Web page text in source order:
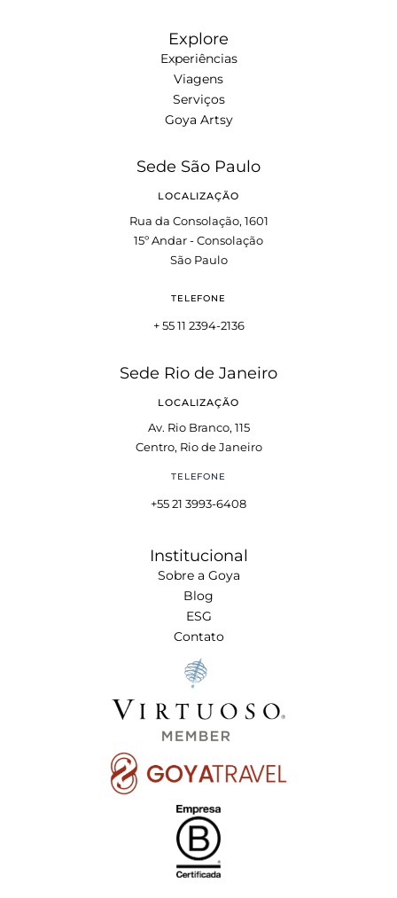
Explore
Experiências
Viagens
Serviços
Goya Artsy
Sede São Paulo
LOCALIZAÇÃO
Rua da Consolação, 1601
15º Andar - Consolação
São Paulo
TELEFONE
+ 55 11 2394-2136
Sede Rio de Janeiro
LOCALIZAÇÃO
Av. Rio Branco, 115
Centro, Rio de Janeiro
TELEFONE
+55 21 3993-6408
Institucional
Sobre a Goya
Blog
ESG
Contato